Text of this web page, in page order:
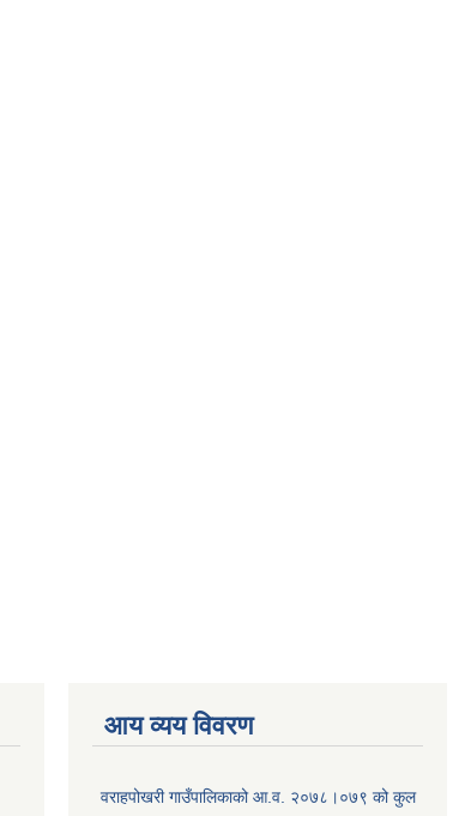
आय व्यय विवरण
वराहपोखरी गाउँपालिकाको आ.व. २०७८।०७९ को कुल